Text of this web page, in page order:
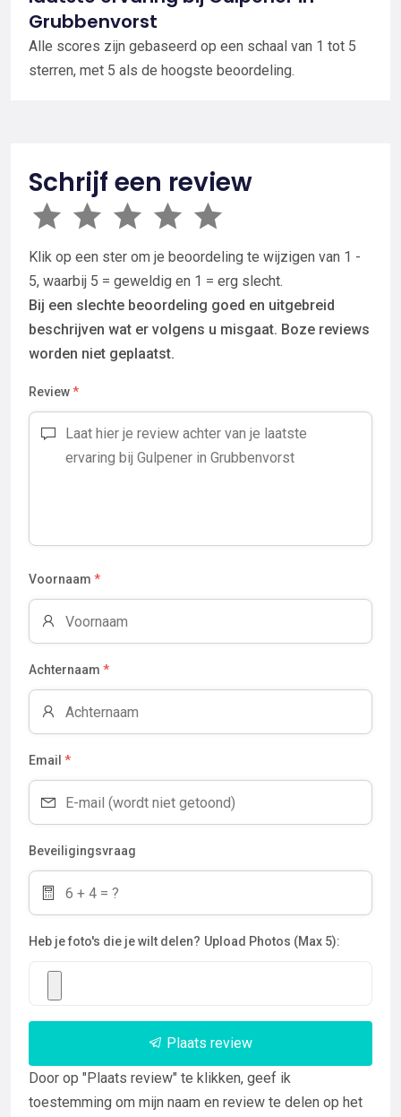
Grubbenvorst
Alle scores zijn gebaseerd op een schaal van 1 tot 5
sterren, met 5 als de hoogste beoordeling.
Schrijf een review
Klik op een ster om je beoordeling te wijzigen van 1 -
5, waarbij 5 = geweldig en 1 = erg slecht.
Bij een slechte beoordeling goed en uitgebreid
beschrijven wat er volgens u misgaat. Boze reviews
worden niet geplaatst.
Review*
Voornaam *
Achternaam *
Email *
Beveiligingsvraag
Heb je foto's die je wilt delen? Upload Photos (Max 5):
Plaats review
Door op "Plaats review" te klikken, geef ik
toestemming om mijn naam en review te delen op het